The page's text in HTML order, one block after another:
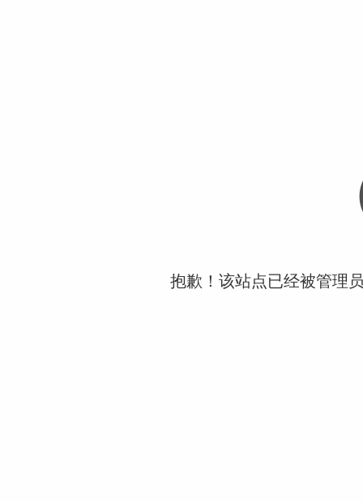
抱歉！该站点已经被管理